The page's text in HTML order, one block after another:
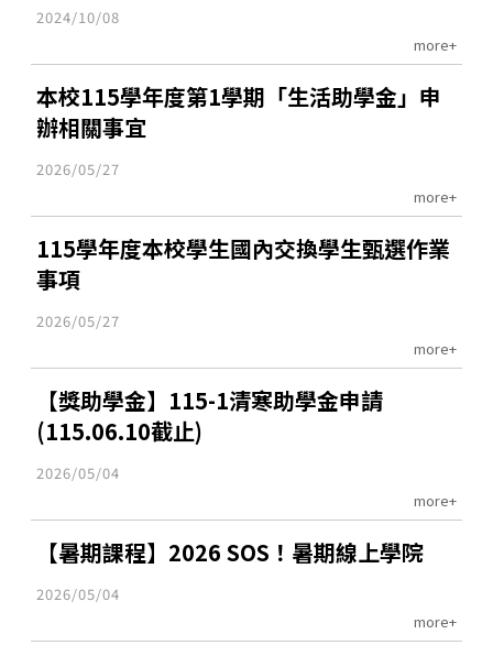
2024/10/08
more+
本校115學年度第1學期「生活助學金」申
辦相關事宜
2026/05/27
more+
115學年度本校學生國內交換學生甄選作業
事項
2026/05/27
more+
【獎助學金】115-1清寒助學金申請
(115.06.10截止)
2026/05/04
more+
【暑期課程】2026 SOS！暑期線上學院
2026/05/04
more+